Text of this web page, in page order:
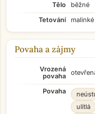
Tělo
běžné
Tetování
malinké
Povaha a zájmy
Vrozená
povaha
Povaha
ulítlá